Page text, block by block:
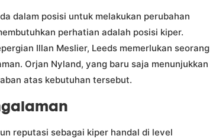
dalam posisi untuk melakukan perubahan
perhatian adalah posisi kiper.
Illan Meslier, Leeds memerlukan seorang
Orjan Nyland, yang baru saja menunjukkan
atas kebutuhan tersebut.
reputasi sebagai kiper handal di level